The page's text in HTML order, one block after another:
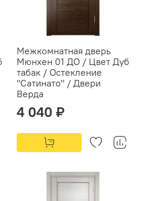
Межкомнатная дверь
Мюнхен 01 ДО / Цвет Дуб
табак / Остекление
"Сатинато" / Двери
Верда
4 040 ₽